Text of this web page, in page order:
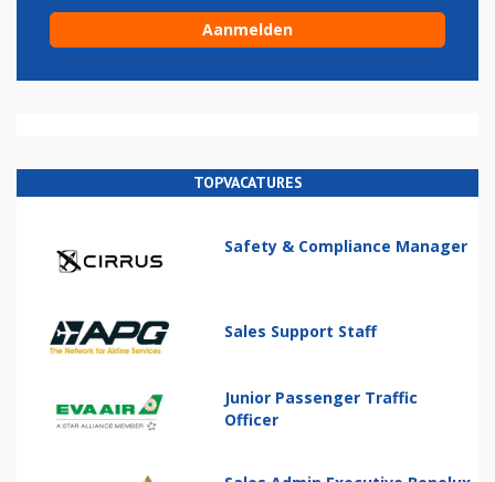
TOPVACATURES
Safety & Compliance Manager
Sales Support Staff
Junior Passenger Traffic
Officer